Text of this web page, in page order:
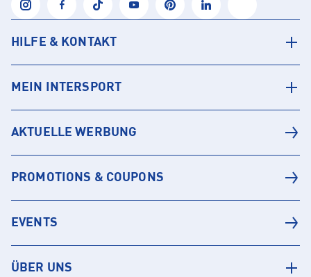
HILFE & KONTAKT
MEIN INTERSPORT
AKTUELLE WERBUNG
PROMOTIONS & COUPONS
EVENTS
ÜBER UNS